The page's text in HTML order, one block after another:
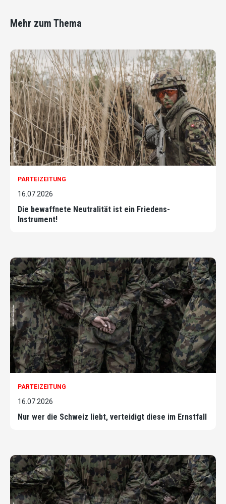
Mehr zum Thema
PARTEIZEITUNG
16.07.2026
Die bewaffnete Neutralität ist ein Friedens-
Instrument!
PARTEIZEITUNG
16.07.2026
Nur wer die Schweiz liebt, verteidigt diese im Ernstfall